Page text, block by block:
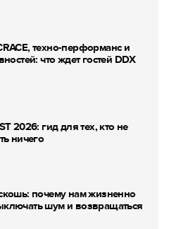
техно-перформанс и
что ждет гостей DDX
2026: гид для тех, кто не
ничего
почему нам жизненно
шум и возвращаться